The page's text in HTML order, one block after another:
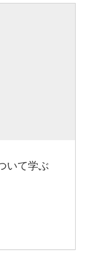
いて学ぶ